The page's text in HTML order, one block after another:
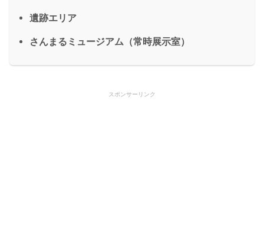
遺跡エリア
さんまるミュージアム（常時展示室）
スポンサーリンク